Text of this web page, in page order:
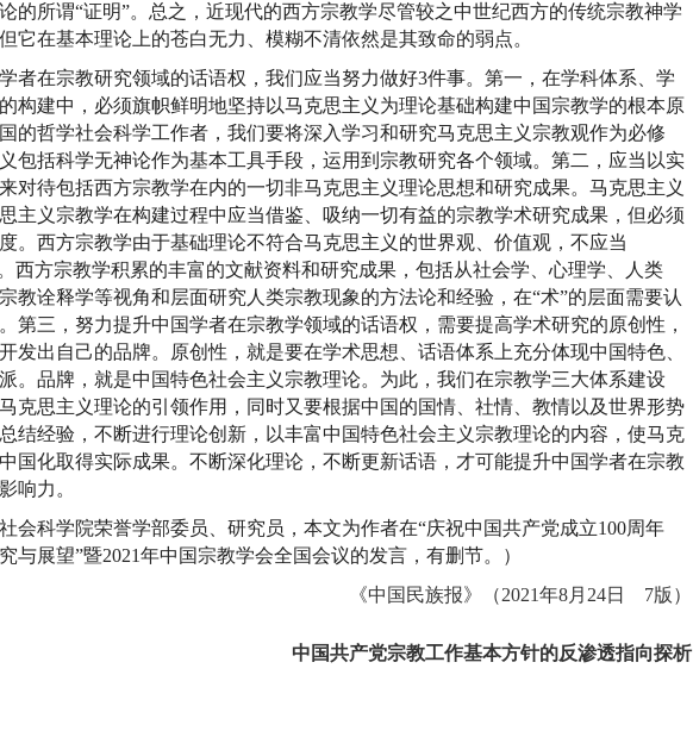
的所谓“证明”。总之，近现代的西方宗教学尽管较之中世纪西方的传统宗教神学
它在基本理论上的苍白无力、模糊不清依然是其致命的弱点。
在宗教研究领域的话语权，我们应当努力做好3件事。第一，在学科体系、学
构建中，必须旗帜鲜明地坚持以马克思主义为理论基础构建中国宗教学的根本原
的哲学社会科学工作者，我们要将深入学习和研究马克思主义宗教观作为必修
包括科学无神论作为基本工具手段，运用到宗教研究各个领域。第二，应当以实
对待包括西方宗教学在内的一切非马克思主义理论思想和研究成果。马克思主义
主义宗教学在构建过程中应当借鉴、吸纳一切有益的宗教学术研究成果，但必须
。西方宗教学由于基础理论不符合马克思主义的世界观、价值观，不应当
西方宗教学积累的丰富的文献资料和研究成果，包括从社会学、心理学、人类
教诠释学等视角和层面研究人类宗教现象的方法论和经验，在“术”的层面需要认
第三，努力提升中国学者在宗教学领域的话语权，需要提高学术研究的原创性，
发出自己的品牌。原创性，就是要在学术思想、话语体系上充分体现中国特色、
。品牌，就是中国特色社会主义宗教理论。为此，我们在宗教学三大体系建设
克思主义理论的引领作用，同时又要根据中国的国情、社情、教情以及世界形势
结经验，不断进行理论创新，以丰富中国特色社会主义宗教理论的内容，使马克
国化取得实际成果。不断深化理论，不断更新话语，才可能提升中国学者在宗教
响力。
科学院荣誉学部委员、研究员，本文为作者在“庆祝中国共产党成立100周年
展望”暨2021年中国宗教学会全国会议的发言，有删节。）
《中国民族报》（2021年8月24日 7版）
中国共产党宗教工作基本方针的反渗透指向探析